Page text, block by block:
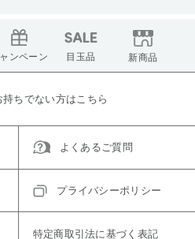
ンペーン 目玉品 新商品
持ちでない方はこちら
よくあるご質問
プライバシーポリシー
特定商取引法に基づく表記